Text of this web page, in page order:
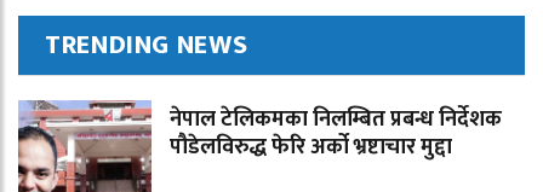
TRENDING NEWS
नेपाल टेलिकमका निलम्बित प्रबन्ध निर्देशक
पौडेलविरुद्ध फेरि अर्को भ्रष्टाचार मुद्दा